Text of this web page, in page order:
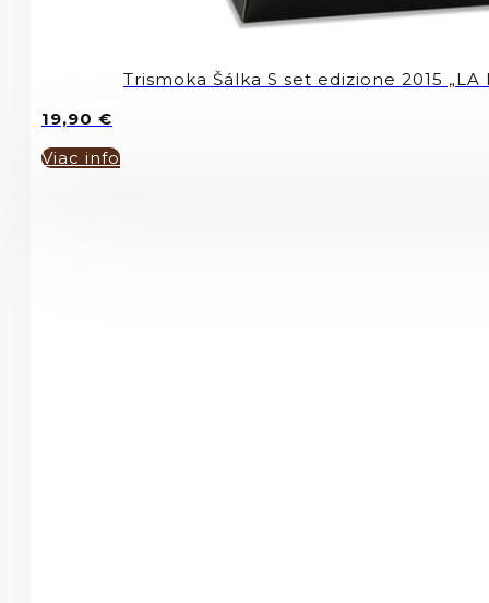
Trismoka Šálka S set edizione 2015 „LA
19,90 €
Viac info